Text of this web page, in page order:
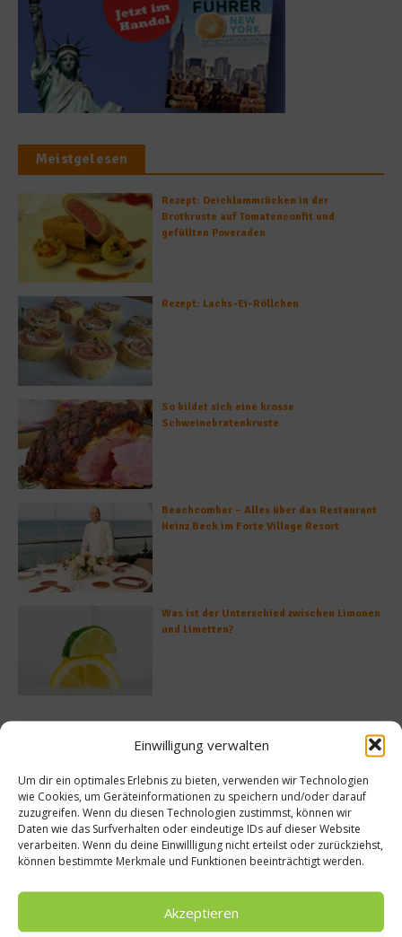
Einwilligung verwalten
Um dir ein optimales Erlebnis zu bieten, verwenden wir Technologien
wie Cookies, um Geräteinformationen zu speichern und/oder darauf
zuzugreifen. Wenn du diesen Technologien zustimmst, können wir
Daten wie das Surfverhalten oder eindeutige IDs auf dieser Website
verarbeiten. Wenn du deine Einwillligung nicht erteilst oder zurückziehst,
können bestimmte Merkmale und Funktionen beeinträchtigt werden.
Akzeptieren
Meistgelesen
Rezept: Deichlammrücken in der
Brotkruste auf Tomatenconfit und
gefüllten Poveraden
Rezept: Lachs-Ei-Röllchen
So bildet sich eine krosse
Schweinebratenkruste
Beachcomber – Alles über das Restaurant
Heinz Beck im Forte Village Resort
Was ist der Unterschied zwischen Limonen
und Limetten?
Andreas
News
Küchenparty
14. März